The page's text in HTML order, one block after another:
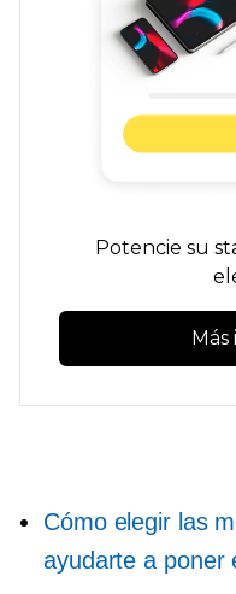
Potencie su
Cómo elegir las
ayudarte a poner